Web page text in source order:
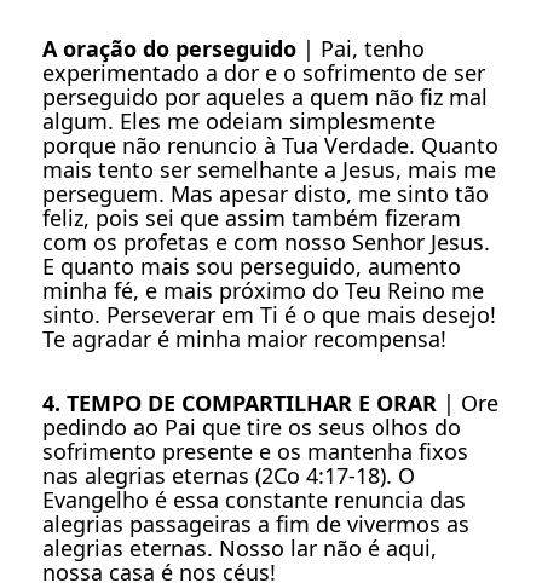
A oração do perseguido | Pai, tenho
experimentado a dor e o sofrimento de ser
perseguido por aqueles a quem não fiz mal
algum. Eles me odeiam simplesmente
porque não renuncio à Tua Verdade. Quanto
mais tento ser semelhante a Jesus, mais me
perseguem. Mas apesar disto, me sinto tão
feliz, pois sei que assim também fizeram
com os profetas e com nosso Senhor Jesus.
E quanto mais sou perseguido, aumento
minha fé, e mais próximo do Teu Reino me
sinto. Perseverar em Ti é o que mais desejo!
Te agradar é minha maior recompensa!
4. TEMPO DE COMPARTILHAR E ORAR | Ore
pedindo ao Pai que tire os seus olhos do
sofrimento presente e os mantenha fixos
nas alegrias eternas (2Co 4:17-18). O
Evangelho é essa constante renuncia das
alegrias passageiras a fim de vivermos as
alegrias eternas. Nosso lar não é aqui,
nossa casa é nos céus!